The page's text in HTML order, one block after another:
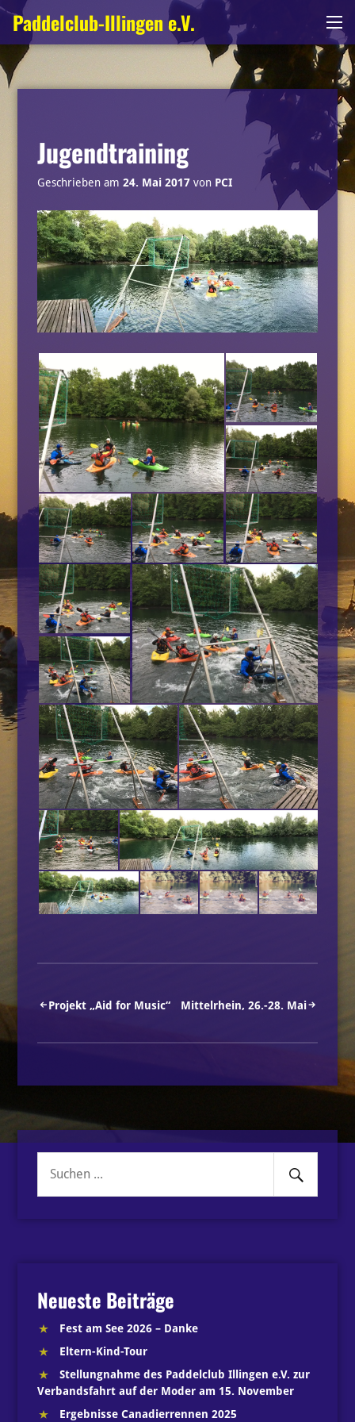
Zum
Inhalt
springen
Paddelclub-Illingen e.V.
Jugendtraining
Geschrieben am 24. Mai 2017von PCI
Beitragsnavigation
Projekt „Aid for Music“ Mittelrhein, 26.-28. Mai
Suche
Senden
Neueste Beiträge
Fest am See 2026 – Danke
Eltern-Kind-Tour
Stellungnahme des Paddelclub Illingen e.V. zur
Verbandsfahrt auf der Moder am 15. November
Ergebnisse Canadierrennen 2025